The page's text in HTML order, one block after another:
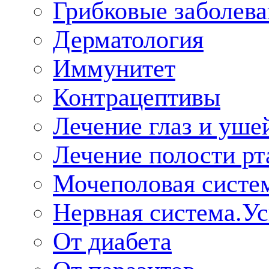
Грибковые
Дерматология
Иммунитет
Контрацептивы
Лечение глаз и
Лечение полости
Мочеполовая
Нервная
От диабета